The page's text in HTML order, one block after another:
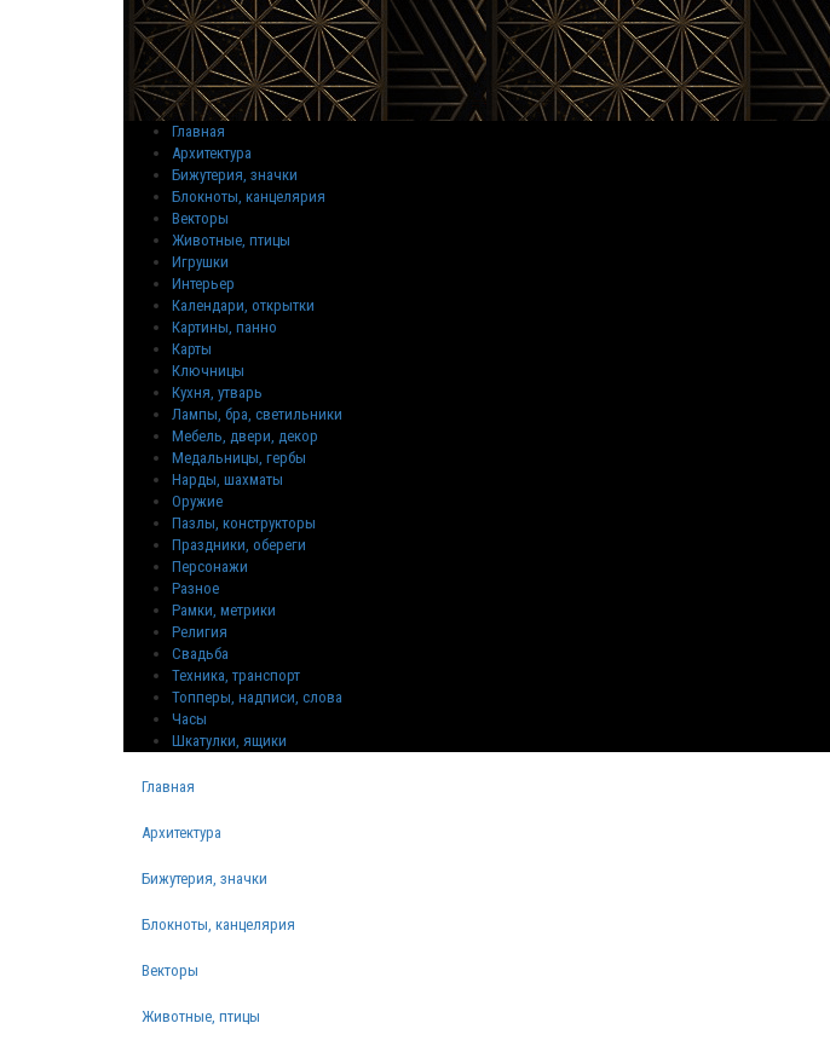
Главная
Архитектура
Бижутерия, значки
Блокноты, канцелярия
Векторы
Животные, птицы
Игрушки
Интерьер
Календари, открытки
Картины, панно
Карты
Ключницы
Кухня, утварь
Лампы, бра, светильники
Мебель, двери, декор
Медальницы, гербы
Нарды, шахматы
Оружие
Пазлы, конструкторы
Праздники, обереги
Персонажи
Разное
Рамки, метрики
Религия
Свадьба
Техника, транспорт
Топперы, надписи, слова
Часы
Шкатулки, ящики
Главная
Архитектура
Бижутерия, значки
Блокноты, канцелярия
Векторы
Животные, птицы